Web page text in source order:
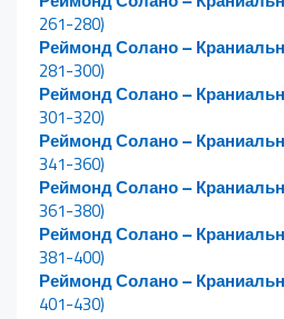
261-280)
Реймонд Солано –
281-300)
Реймонд Солано –
301-320)
Реймонд Солано –
341-360)
Реймонд Солано –
361-380)
Реймонд Солано –
381-400)
Реймонд Солано –
401-430)